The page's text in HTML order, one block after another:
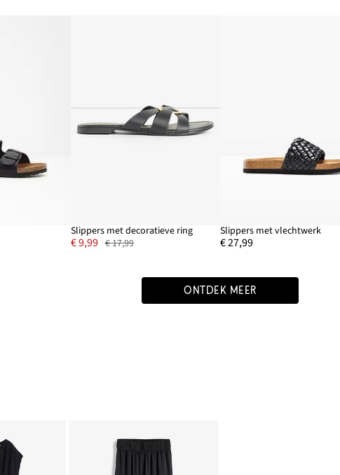
Slippers met decoratieve ring
€ 9,99 € 17,99
Slippers met vlechtwerk
€ 27,99
ONTDEK MEER